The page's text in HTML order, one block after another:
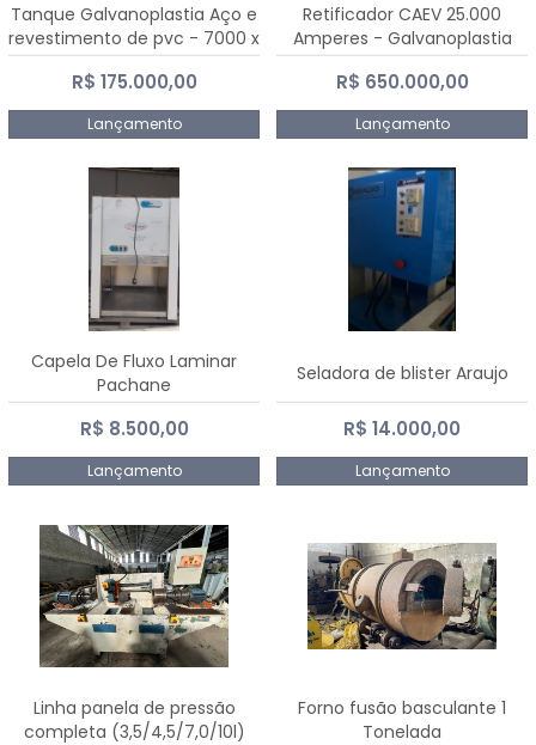
Tanque Galvanoplastia Aço e
revestimento de pvc - 7000 x
2200 mm
R$ 175.000,00
Lançamento
Retificador CAEV 25.000
Amperes - Galvanoplastia
R$ 650.000,00
Lançamento
Capela De Fluxo Laminar
Pachane
R$ 8.500,00
Lançamento
Seladora de blister Araujo
R$ 14.000,00
Lançamento
Linha panela de pressão
completa (3,5/4,5/7,0/10l)
Forno fusão basculante 1
Tonelada